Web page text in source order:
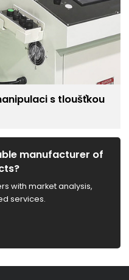
s tloušťkou
manufacturer of
with market analysis,
services.